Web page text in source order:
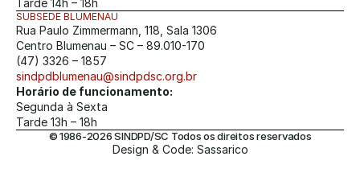
Tarde 14h – 18h
SUBSEDE BLUMENAU
Rua Paulo Zimmermann, 118, Sala 1306
Centro Blumenau – SC – 89.010-170
(47) 3326 – 1857
sindpdblumenau@sindpdsc.org.br
Horário de funcionamento:
Segunda à Sexta
Tarde 13h – 18h
© 1986-2026 SINDPD/SC Todos os direitos reservados
Design & Code: Sassarico